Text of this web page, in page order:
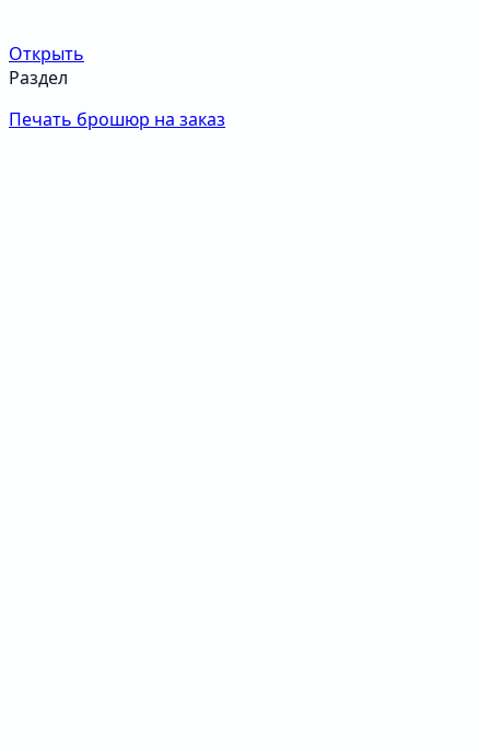
Открыть
Раздел
Печать брошюр на заказ